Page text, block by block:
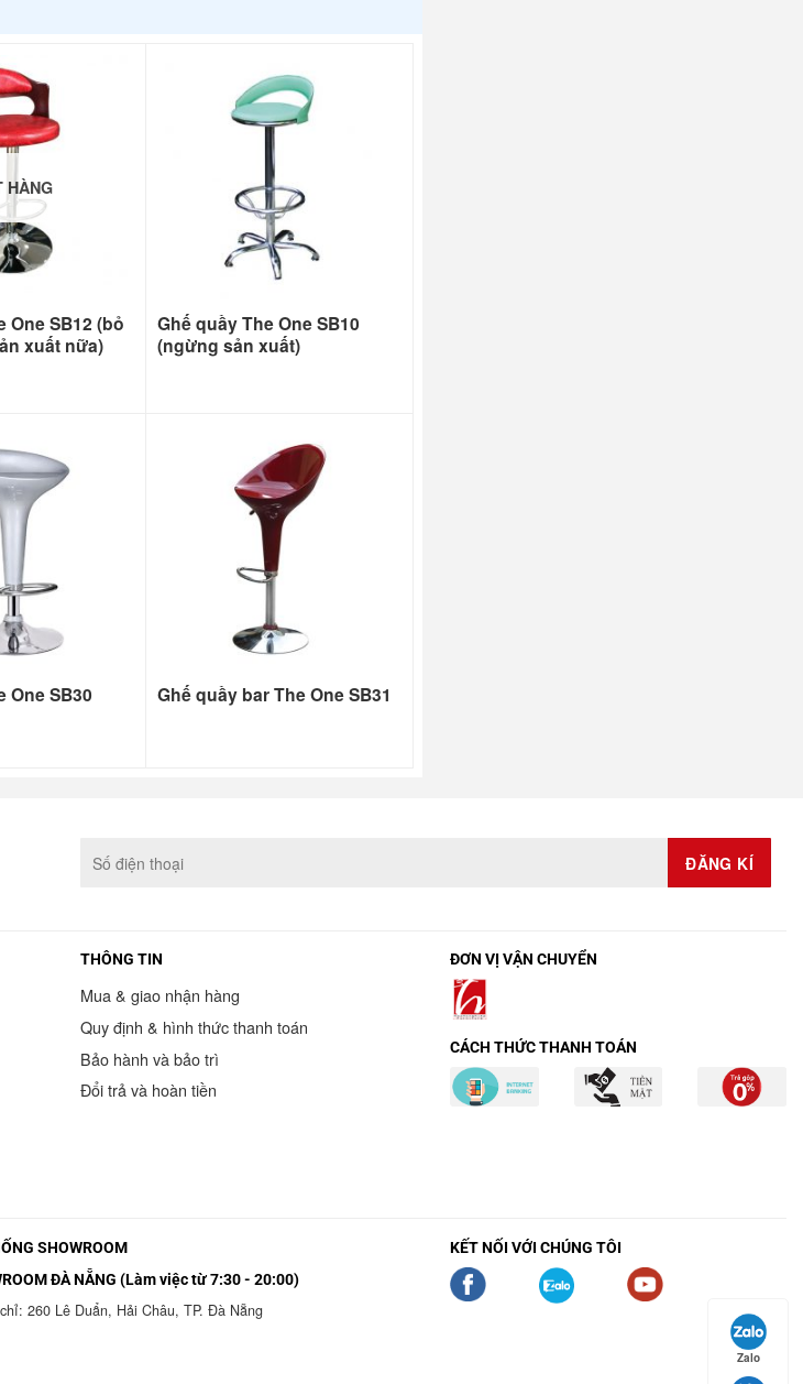
HÀNG
One SB12 (bỏ
xuất nữa)
Ghế quầy The One SB10
(ngừng sản xuất)
One SB30 Ghế quầy bar The One SB31
THÔNG TIN
Mua & giao nhận hàng
Quy định & hình thức thanh toán
Bảo hành và bảo trì
Đổi trả và hoàn tiền
ĐƠN VỊ VẬN CHUYỂN
CÁCH THỨC THANH TOÁN
SHOWROOM
ĐÀ NẴNG (Làm việc từ 7:30 - 20:00)
260 Lê Duẩn, Hải Châu, TP. Đà Nẵng
KẾT NỐI VỚI CHÚNG TÔI
Zalo